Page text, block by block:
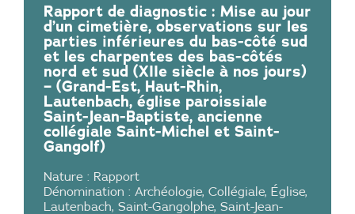
Rapport de diagnostic : Mise au jour
d’un cimetière, observations sur les
parties inférieures du bas-côté sud
et les charpentes des bas-côtés
nord et sud (XIIe siècle à nos jours)
– (Grand-Est, Haut-Rhin,
Lautenbach, église paroissiale
Saint-Jean-Baptiste, ancienne
collégiale Saint-Michel et Saint-
Gangolf)
Nature : Rapport
Dénomination : Archéologie, Collégiale, Église,
Lautenbach, Saint-Gangolphe, Saint-Jean-